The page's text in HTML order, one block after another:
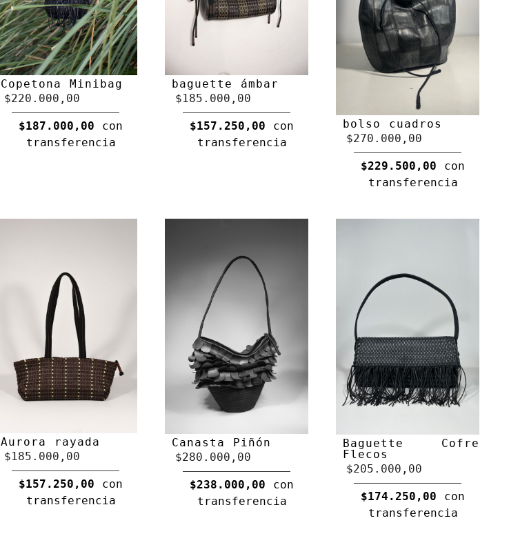
Copetona Minibag
$220.000,00
$187.000,00 con
transferencia
baguette ámbar
$185.000,00
$157.250,00 con
transferencia
bolso cuadros
$270.000,00
$229.500,00 con
transferencia
Aurora rayada
$185.000,00
$157.250,00 con
transferencia
Canasta Piñón
$280.000,00
$238.000,00 con
transferencia
Baguette Cofre
Flecos
$205.000,00
$174.250,00 con
transferencia